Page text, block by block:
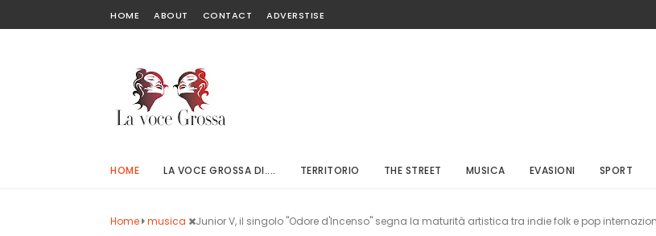
HOME ABOUT CONTACT ADVERSTISE
HOME LA VOCE GROSSA DI.... TERRITORIO THE STREET MUSICA EVASIONI SPORT
Home musica Junior V, il singolo "Odore d'Incenso" segna la maturità artistica tra indie folk e pop